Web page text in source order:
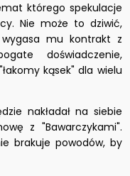
którego spekulacje
Nie może to dziwić,
mu kontrakt z
doświadczenie,
kąsek" dla wielu
nakładał na siebie
z "Bawarczykami".
brakuje powodów, by